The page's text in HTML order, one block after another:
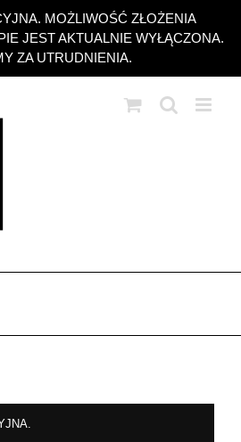
MOŻLIWOŚĆ ZŁOŻENIA
JEST AKTUALNIE WYŁĄCZONA.
ZA UTRUDNIENIA.